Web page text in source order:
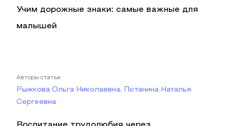
Учим дорожные знаки: самые важные для
малышей
Авторы статьи
Рыжкова Ольга Николаевна, Потанина Наталья
Сергеевна